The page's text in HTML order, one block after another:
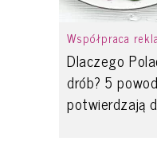
Współpraca
Dlaczego
drób? 5
potwierdzają